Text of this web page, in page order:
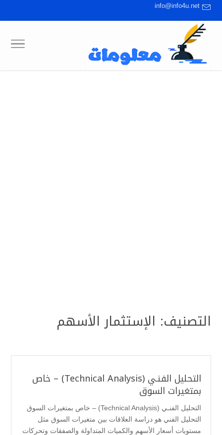
info@info4u.net
التصنيف: الإستثمار الأسهم
التحليل الفنـي (Technical Analysis) – خاص
بمتغيرات السوق
التحليل الفنـي (Technical Analysis) – خاص بمتغيرات السوق
التحليل الفني هو دراسة العلاقات بين متغيرات السوق مثل
مستويات أسعار الأسهم والكميات المتداولة والصفقات وتحركات